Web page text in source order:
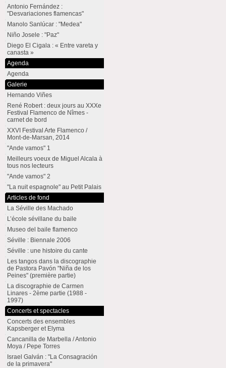
Antonio Fernández :
"Desvariaciones flamencas"
Manolo Sanlúcar : "Medea"
Niño Josele : "Paz"
Diego El Cigala : « Entre vareta y
canasta »
Agenda
Agenda
Galerie
Hernando Viñes
René Robert : deux jours au XXXe
Festival Flamenco de Nîmes -
carnet de bord
XXVI Festival Arte Flamenco /
Mont-de-Marsan, 2014
"Ande vamos" 1
Meilleurs voeux de Miguel Alcala à
tous nos lecteurs
"Ande vamos" 2
"La nuit espagnole" au Petit Palais
Articles de fond
La Séville des Machado
L’école sévillane du baile
Museo del baile flamenco
Séville : Biennale 2006
Séville : une histoire du cante
Les tangos dans la discographie
de Pastora Pavón "Niña de los
Peines" (première partie)
La discographie de Carmen
Linares - 2ème partie (1988 -
1997)
Concerts et spectacles
Concerts des ensembles
Kapsberger et Elyma
Cancanilla de Marbella / Antonio
Moya / Pepe Torres
Israel Galván : "La Consagración
de la primavera"